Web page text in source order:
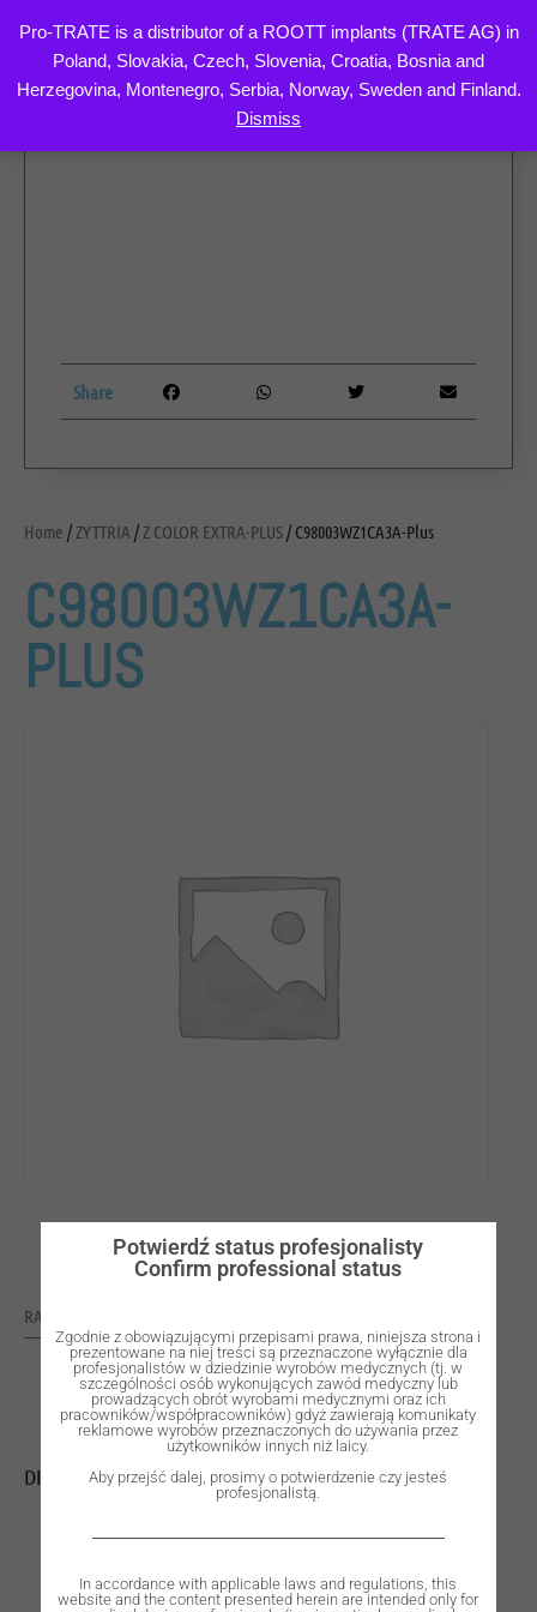
Pro-TRATE is a distributor of a ROOTT implants (TRATE AG) in
Poland, Slovakia, Czech, Slovenia, Croatia, Bosnia and
Herzegovina, Montenegro, Serbia, Norway, Sweden and Finland.
Dismiss
to
Home /ZYTTRIA /Z COLOR EXTRA-PLUS/ C98003WZ1CA3A-Plus
C98003WZ1CA3A-
PLUS
RATING: 0
DISC WØ98 H16mm ZYTTRIA Z COLOR EXTRA-PLUS – A3
Share
Potwierdź status profesjonalisty
Confirm professional status
Zgodnie z obowiązującymi przepisami prawa, niniejsza strona i
prezentowane na niej treści są przeznaczone wyłącznie dla
profesjonalistów w dziedzinie wyrobów medycznych (tj. w
szczególności osób wykonujących zawód medyczny lub
prowadzących obrót wyrobami medycznymi oraz ich
pracowników/współpracowników) gdyż zawierają komunikaty
reklamowe wyrobów przeznaczonych do używania przez
użytkowników innych niż laicy.
Aby przejść dalej, prosimy o potwierdzenie czy jesteś
profesjonalistą.
In accordance with applicable laws and regulations, this
website and the content presented herein are intended only for